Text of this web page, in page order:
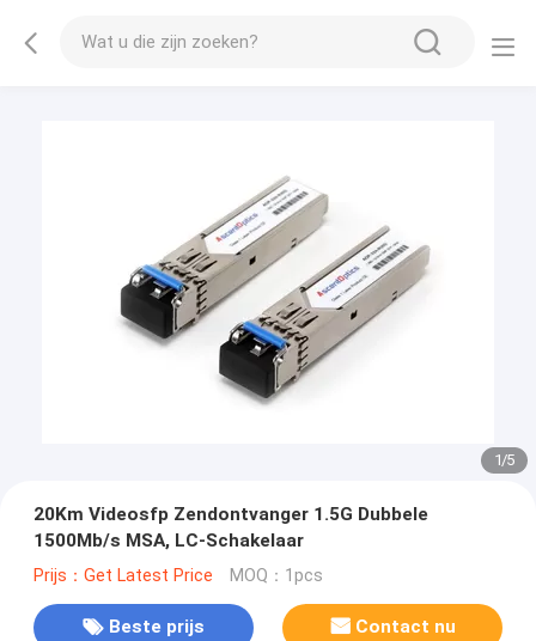
2/5
20Km Videosfp Zendontvanger 1.5G Dubbele
1500Mb/s MSA, LC-Schakelaar
Prijs：Get Latest Price MOQ：1pcs
Beste prijs Contact nu